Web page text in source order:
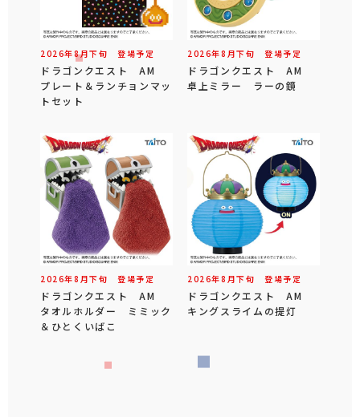
2026年8月下旬 登場予定
ドラゴンクエスト AM
プレート＆ランチョンマッ
トセット
2026年8 月下旬 登場予定
ドラゴンクエスト AM
卓上ミラー ラーの鏡
2026年8 月下旬 登場予定
ドラゴンクエスト AM
タオルホルダー ミミック
＆ひとくいばこ
2026年8 月下旬 登場予定
ドラゴンクエスト AM
キングスライムの提灯